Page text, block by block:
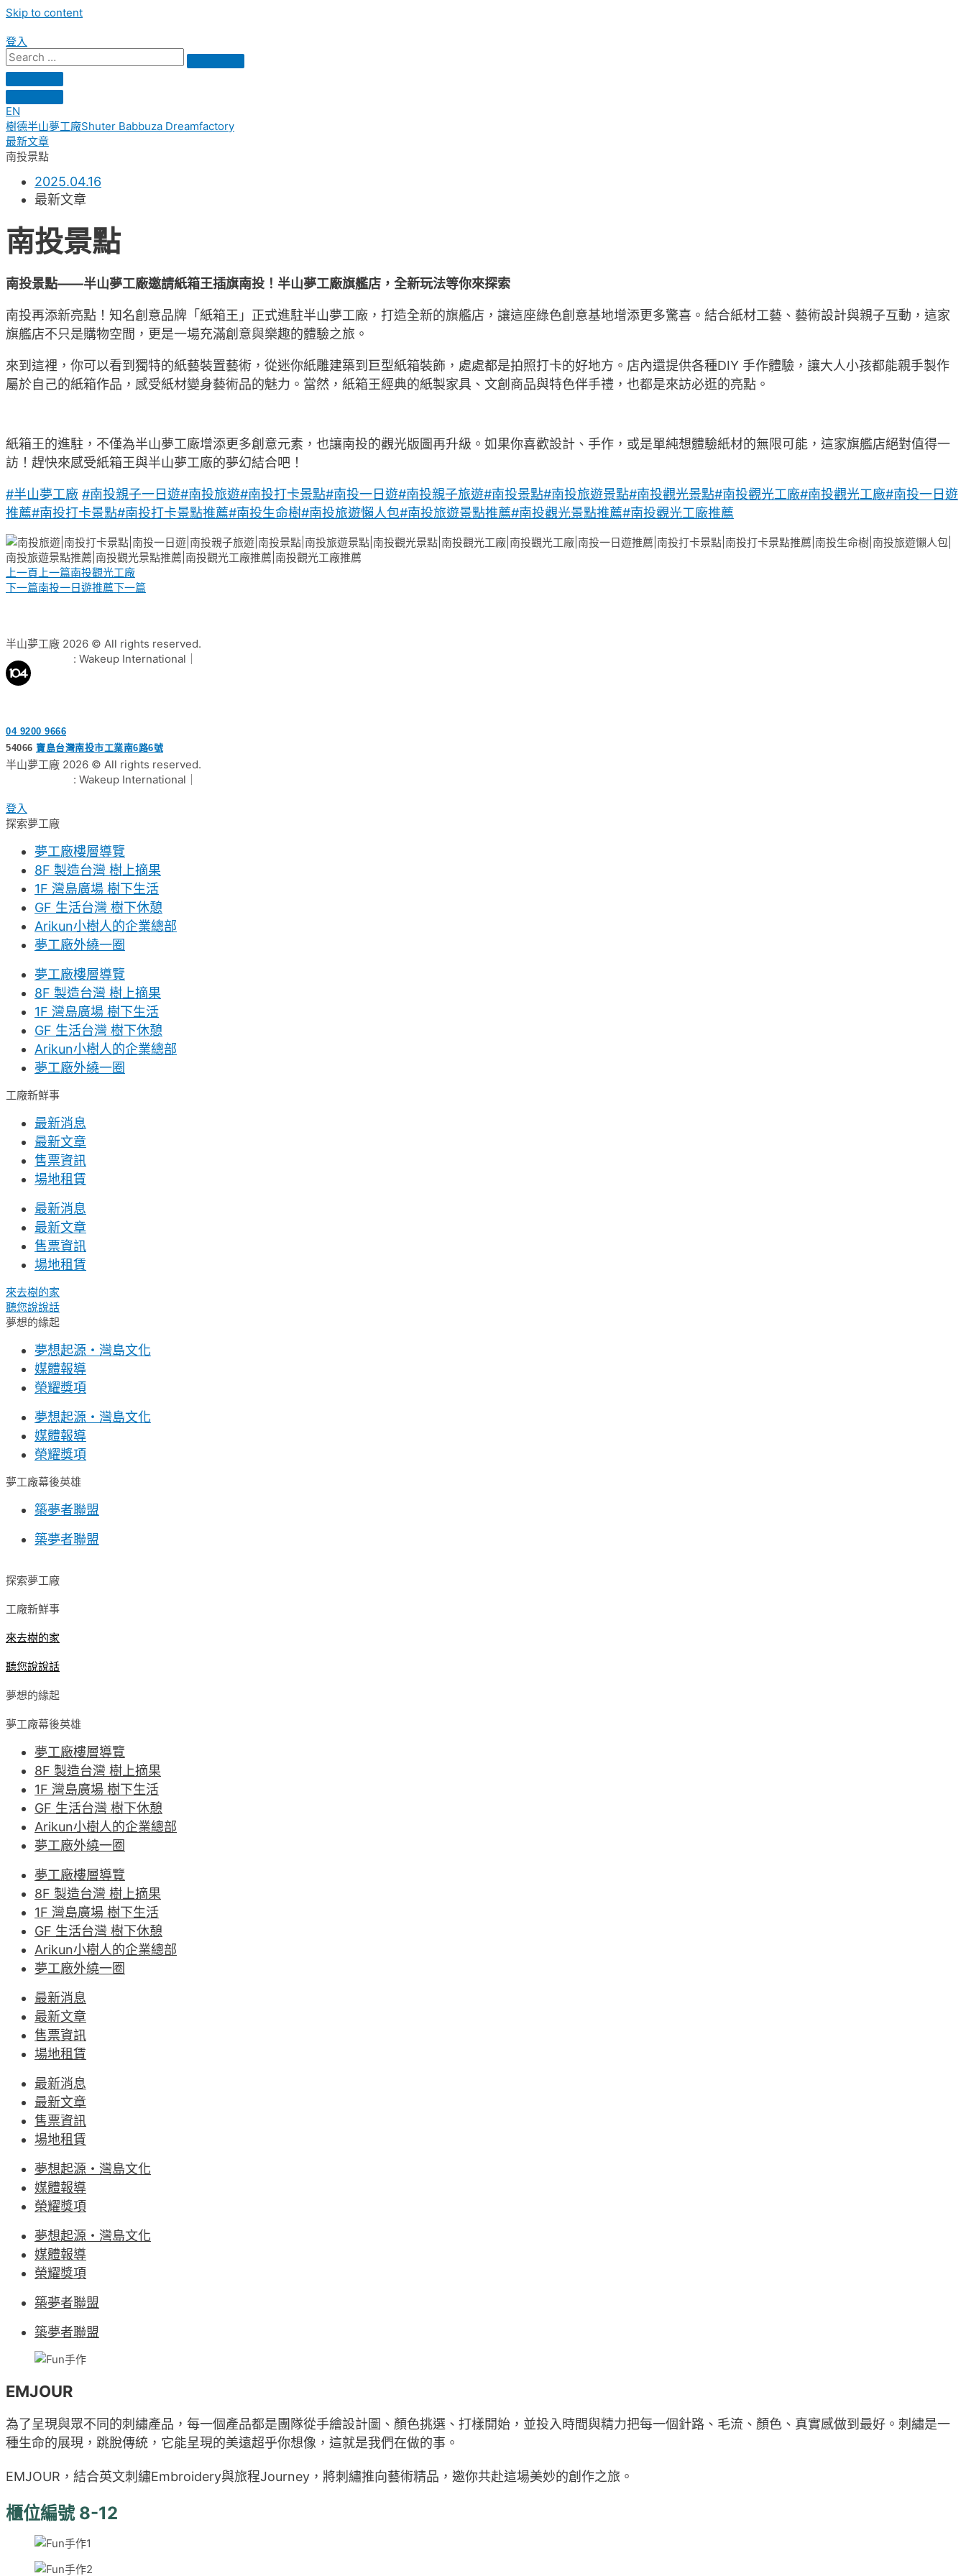
Skip to content
登入
EN
樹德半山夢工廠Shuter Babbuza Dreamfactory
最新文章
南投景點
2025.04.16
最新文章
南投景點
南投景點——半山夢工廠邀請紙箱王插旗南投！半山夢工廠旗艦店，全新玩法等你來探索
南投再添新亮點！知名創意品牌「紙箱王」正式進駐半山夢工廠，打造全新的旗艦店，讓這座綠色創意基地增添更多驚喜。結合紙材工藝、藝術設計與親子互動，這家
旗艦店不只是購物空間，更是一場充滿創意與樂趣的體驗之旅。
來到這裡，你可以看到獨特的紙藝裝置藝術，從迷你紙雕建築到巨型紙箱裝飾，處處都是拍照打卡的好地方。店內還提供各種DIY 手作體驗，讓大人小孩都能親手製作
屬於自己的紙箱作品，感受紙材變身藝術品的魅力。當然，紙箱王經典的紙製家具、文創商品與特色伴手禮，也都是來訪必逛的亮點。
紙箱王的進駐，不僅為半山夢工廠增添更多創意元素，也讓南投的觀光版圖再升級。如果你喜歡設計、手作，或是單純想體驗紙材的無限可能，這家旗艦店絕對值得一
訪！趕快來感受紙箱王與半山夢工廠的夢幻結合吧！
#半山夢工廠 #南投親子一日遊#南投旅遊#南投打卡景點#南投一日遊#南投親子旅遊#南投景點#南投旅遊景點#南投觀光景點#南投觀光工廠#南投觀光工廠#南投一日遊
推薦#南投打卡景點#南投打卡景點推薦#南投生命樹#南投旅遊懶人包#南投旅遊景點推薦#南投觀光景點推薦#南投觀光工廠推薦
上一頁上一篇南投觀光工廠
下一篇南投一日遊推薦下一篇
半山夢工廠 2026 © All rights reserved.
網頁設計公司 : Wakeup International｜
04 9200 9666
54066 寶島台灣南投市工業南6路6號
半山夢工廠 2026 © All rights reserved.
: Wakeup International｜
登入
探索夢工廠
夢工廠樓層導覽
8F 製造台灣 樹上摘果
1F 灣島廣場 樹下生活
GF 生活台灣 樹下休憩
Arikun小樹人的企業總部
夢工廠外繞一圈
夢工廠樓層導覽
8F 製造台灣 樹上摘果
1F 灣島廣場 樹下生活
GF 生活台灣 樹下休憩
Arikun小樹人的企業總部
夢工廠外繞一圈
工廠新鮮事
最新消息
最新文章
售票資訊
場地租賃
最新消息
最新文章
售票資訊
場地租賃
來去樹的家
聽您說說話
夢想的緣起
夢想起源・灣島文化
媒體報導
榮耀獎項
夢想起源・灣島文化
媒體報導
榮耀獎項
夢工廠幕後英雄
築夢者聯盟
築夢者聯盟
探索夢工廠
工廠新鮮事
來去樹的家
聽您說說話
夢想的緣起
夢工廠幕後英雄
夢工廠樓層導覽
8F 製造台灣 樹上摘果
1F 灣島廣場 樹下生活
GF 生活台灣 樹下休憩
Arikun小樹人的企業總部
夢工廠外繞一圈
夢工廠樓層導覽
8F 製造台灣 樹上摘果
1F 灣島廣場 樹下生活
GF 生活台灣 樹下休憩
Arikun小樹人的企業總部
夢工廠外繞一圈
最新消息
最新文章
售票資訊
場地租賃
最新消息
最新文章
售票資訊
場地租賃
夢想起源・灣島文化
媒體報導
榮耀獎項
夢想起源・灣島文化
媒體報導
榮耀獎項
築夢者聯盟
築夢者聯盟
EMJOUR
為了呈現與眾不同的刺繡產品，每一個產品都是團隊從手繪設計圖、顏色挑選、打樣開始，並投入時間與精力把每一個針路、毛流、顏色、真實感做到最好。刺繡是一
種生命的展現，跳脫傳統，它能呈現的美遠超乎你想像，這就是我們在做的事。
EMJOUR，結合英文刺繡Embroidery與旅程Journey，將刺繡推向藝術精品，邀你共赴這場美妙的創作之旅。
櫃位編號 8-12